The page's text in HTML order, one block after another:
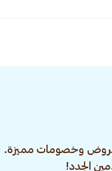
وخصومات مميزة.
الجدد!